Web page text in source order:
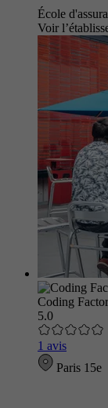
École
Voir
Coding
5.0
1 avis
Paris 15e